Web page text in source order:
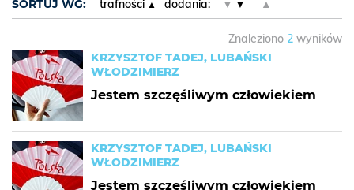
SORTUJ WG: trafności dodania: ▼ ▲
Znaleziono 2 wyników
KRZYSZTOF TADEJ, LUBAŃSKI
WŁODZIMIERZ
Jestem szczęśliwym człowiekiem
KRZYSZTOF TADEJ, LUBAŃSKI
WŁODZIMIERZ
Jestem szczęśliwym człowiekiem